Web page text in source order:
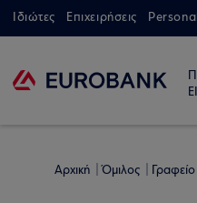
Ιδιώτες Επιχειρήσεις
Αρχική Όμιλος